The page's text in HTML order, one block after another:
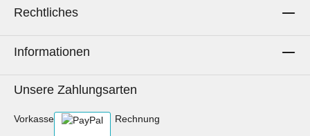
Rechtliches
Informationen
Unsere Zahlungsarten
Vorkasse Rechnung